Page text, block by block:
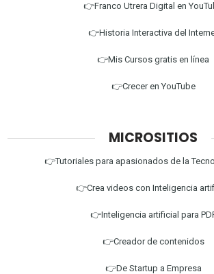
👉Franco Utrera Digital en
👉Historia Interactiva del
👉Mis Cursos gratis en línea
👉Crecer en YouTube
MICROSITIOS
👉Tutoriales para apasionados de la
👉Crea videos con Inteligencia
👉Inteligencia artificial para
👉Creador de contenidos
👉De Startup a Empresa